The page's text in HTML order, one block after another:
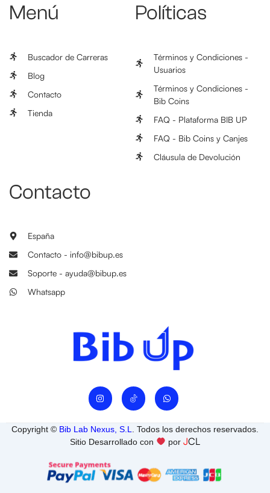
I
n
a
g
r
W
h
s
a
p
p
Menú
Buscador de Carreras
Blog
Contacto
Tienda
Políticas
Términos y Condiciones -
Usuarios
Términos y Condiciones -
Bib Coins
FAQ - Plataforma BIB UP
FAQ - Bib Coins y Canjes
Cláusula de Devolución
Contacto
España
Contacto - info@bibup.es
Soporte - ayuda@bibup.es
Whatsapp
Copyright © Bib Lab Nexus, S.L
. Todos los derechos reservados.
Sitio Desarrollado con
por JCL